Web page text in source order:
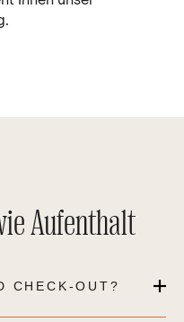
Aufenthalt
CHECK-OUT?